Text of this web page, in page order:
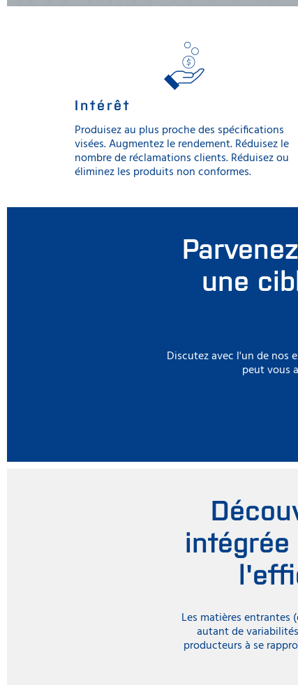
Intérêt
Produisez au plus proche des spécifications
visées. Augmentez le rendement. Réduisez le
nombre de réclamations clients. Réduisez ou
éliminez les produits non conformes.
une
Discutez avec l'un de nos
peut vous
Les matières entrantes
autant de
producteurs à se